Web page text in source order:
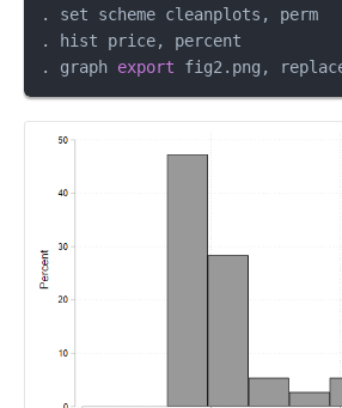
. set scheme cleanplots, perm
. hist price, percent
. graph export fig2.png,